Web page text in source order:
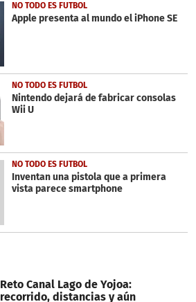
NO TODO ES FUTBOL
Apple presenta al mundo el iPhone SE
NO TODO ES FUTBOL
Nintendo dejará de fabricar consolas
Wii U
NO TODO ES FUTBOL
Inventan una pistola que a primera
vista parece smartphone
Reto Canal Lago de Yojoa:
recorrido, distancias y aún